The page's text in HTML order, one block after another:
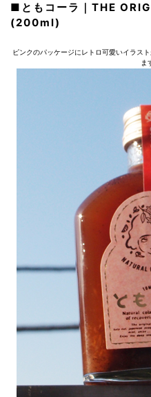
■ともコーラ｜THE
(200ml)
ピンクのパッケージにレトロ可愛いイラス
ま